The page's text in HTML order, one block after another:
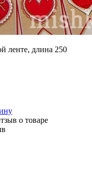
ленте, длина 250
о товаре